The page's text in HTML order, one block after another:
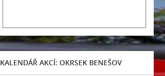
KALENDÁŘ AKCÍ: OKRSEK BENEŠOV